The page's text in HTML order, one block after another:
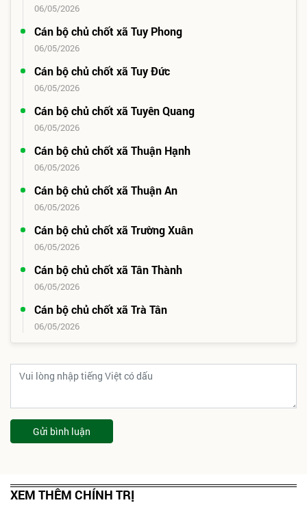
06/05/2026
Cán bộ chủ chốt xã Tuy Phong
06/05/2026
Cán bộ chủ chốt xã Tuy Đức
06/05/2026
Cán bộ chủ chốt xã Tuyên Quang
06/05/2026
Cán bộ chủ chốt xã Thuận Hạnh
06/05/2026
Cán bộ chủ chốt xã Thuận An
06/05/2026
Cán bộ chủ chốt xã Trường Xuân
06/05/2026
Cán bộ chủ chốt xã Tân Thành
06/05/2026
Cán bộ chủ chốt xã Trà Tân
06/05/2026
Gửi bình luận
XEM THÊM CHÍNH TRỊ